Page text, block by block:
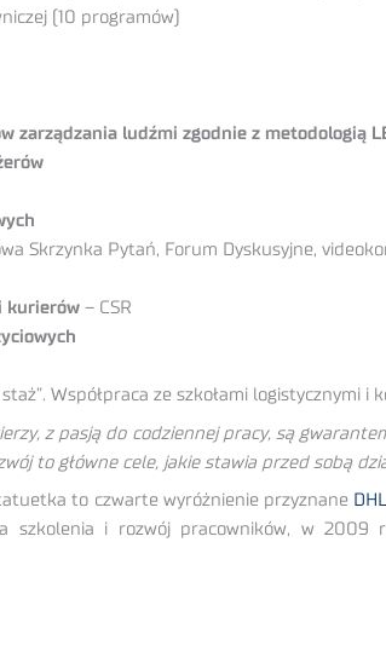
(10 programów)
zarządzania ludźmi zgodnie z metodologią
Skrzynka Pytań, Forum Dyskusyjne,
kurierów – CSR
Współpraca ze szkołami logistycznymi i
z pasją do codziennej pracy, są
to główne cele, jakie stawia przed sobą
to czwarte wyróżnienie przyznane
szkolenia i rozwój pracowników, w 2009